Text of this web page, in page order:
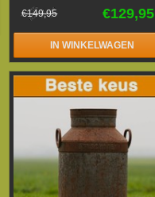
€129,95
€149,95
IN WINKELWAGEN